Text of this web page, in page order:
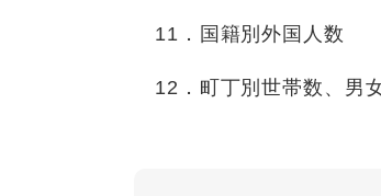
11．国籍別外国人数
12．町丁別世帯数、男